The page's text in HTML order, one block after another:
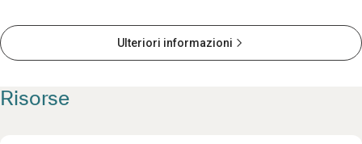
Ulteriori informazioni
Risorse